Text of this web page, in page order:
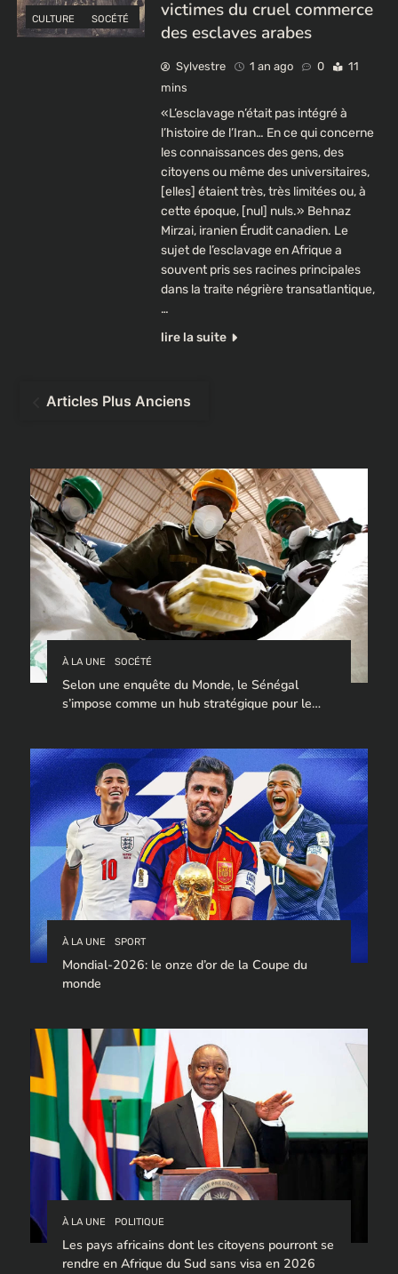
CULTURE SOCÉTÉ
victimes du cruel commerce
des esclaves arabes
Sylvestre 1 an ago 0
11
mins
«L’esclavage n’était pas intégré à
l’histoire de l’Iran… En ce qui concerne
les connaissances des gens, des
citoyens ou même des universitaires,
[elles] étaient très, très limitées ou, à
cette époque, [nul] nuls.» Behnaz
Mirzai, iranien Érudit canadien. Le
sujet de l’esclavage en Afrique a
souvent pris ses racines principales
dans la traite négrière transatlantique,
…
lire la suite
Articles Plus Anciens
À LA UNE SOCÉTÉ
Selon une enquête du Monde, le Sénégal
s’impose comme un hub stratégique pour le
À LA UNE SPORT
Mondial-2026: le onze d’or de la Coupe du
monde
À LA UNE POLITIQUE
Les pays africains dont les citoyens pourront se
rendre en Afrique du Sud sans visa en 2026